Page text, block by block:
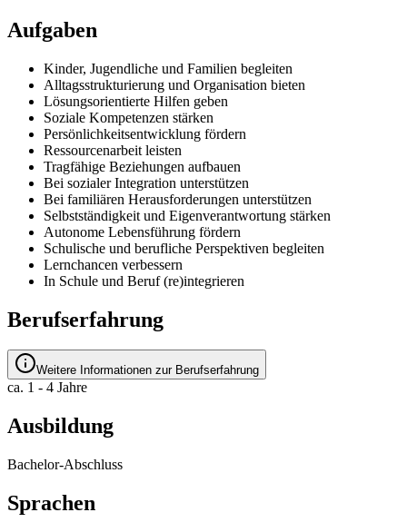
Aufgaben
Kinder, Jugendliche und Familien begleiten
Alltagsstrukturierung und Organisation bieten
Lösungsorientierte Hilfen geben
Soziale Kompetenzen stärken
Persönlichkeitsentwicklung fördern
Ressourcenarbeit leisten
Tragfähige Beziehungen aufbauen
Bei sozialer Integration unterstützen
Bei familiären Herausforderungen unterstützen
Selbstständigkeit und Eigenverantwortung stärken
Autonome Lebensführung fördern
Schulische und berufliche Perspektiven begleiten
Lernchancen verbessern
In Schule und Beruf (re)integrieren
Berufserfahrung
Weitere Informationen zur Berufserfahrung
ca. 1 - 4 Jahre
Ausbildung
Bachelor-Abschluss
Sprachen